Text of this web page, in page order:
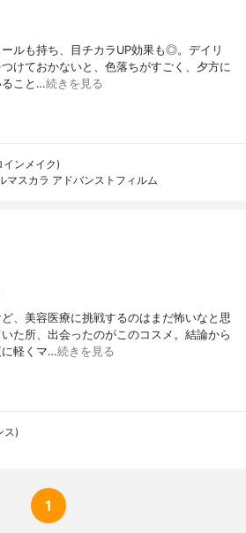
ルも持ち、目チカラUP効果も◎。デイリ
けておかないと、色落ちがすごく、夕方に
ること…続きを見る
ンメイク)
マスカラ アドバンストフィルム
、美容医療に挑戦するのはまだ怖いなと思
た所、出会ったのがこのコスメ。結論から
に軽くマ…続きを見る
ス)
1